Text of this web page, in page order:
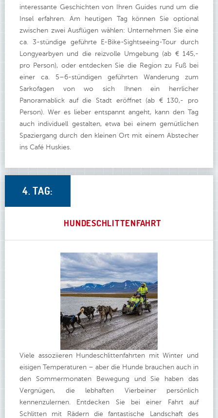
interessante Geschichten von Ihren Guides rund um die
Insel erfahren. Am heutigen Tag können Sie optional
zwischen zwei Ausflügen wählen: Unternehmen Sie eine
ca. 3-stündige geführte E-Bike-Sightseeing-Tour durch
Longyearbyen und die reizvolle Umgebung (ab € 145,-
pro Person), oder entdecken Sie die Region zu Fuß bei
einer ca. 5–6-stündigen geführten Wanderung zum
Sarkofagen von wo sich Ihnen ein herrlicher
Panoramablick auf die Stadt eröffnet (ab € 130,- pro
Person). Wer es lieber entspannt angeht, kann den Tag
auch individuell gestalten, etwa bei einem gemütlichen
Spaziergang durch den kleinen Ort mit einem Abstecher
ins Café Huskies.
4. TAG:
HUNDESCHLITTENFAHRT
Viele assoziieren Hundeschlittenfahrten mit Winter und
eisigen Temperaturen – aber die Hunde brauchen auch in
den Sommermonaten Bewegung und Sie haben das
Vergnügen, die lebhaften Vierbeiner persönlich
kennenzulernen. Entdecken Sie bei einer Fahrt auf
Schlitten mit Rädern die fantastische Landschaft des